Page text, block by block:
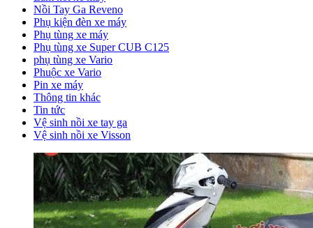
Nồi Tay Ga Reveno
Phụ kiện đèn xe máy
Phụ tùng xe máy
Phụ tùng xe Super CUB C125
phụ tùng xe Vario
Phuộc xe Vario
Pin xe máy
Thông tin khác
Tin tức
Vệ sinh nồi xe tay ga
Vệ sinh nồi xe Visson